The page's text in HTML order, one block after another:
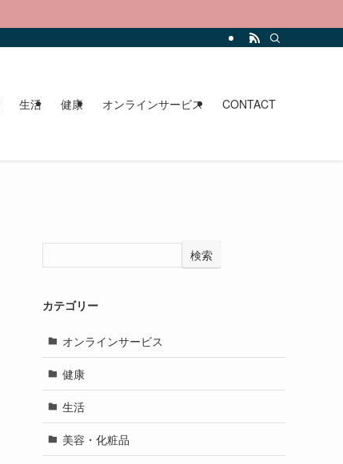
生活 健康 オンラインサービス CONTACT
検索
カテゴリー
オンラインサービス
健康
生活
美容・化粧品